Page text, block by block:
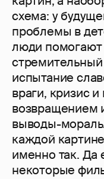
схема: у
проблемы в
люди помогают
стремительный
испытание
враги, кризис
возвращением
выводы-
каждой
именно так. Да
некоторые